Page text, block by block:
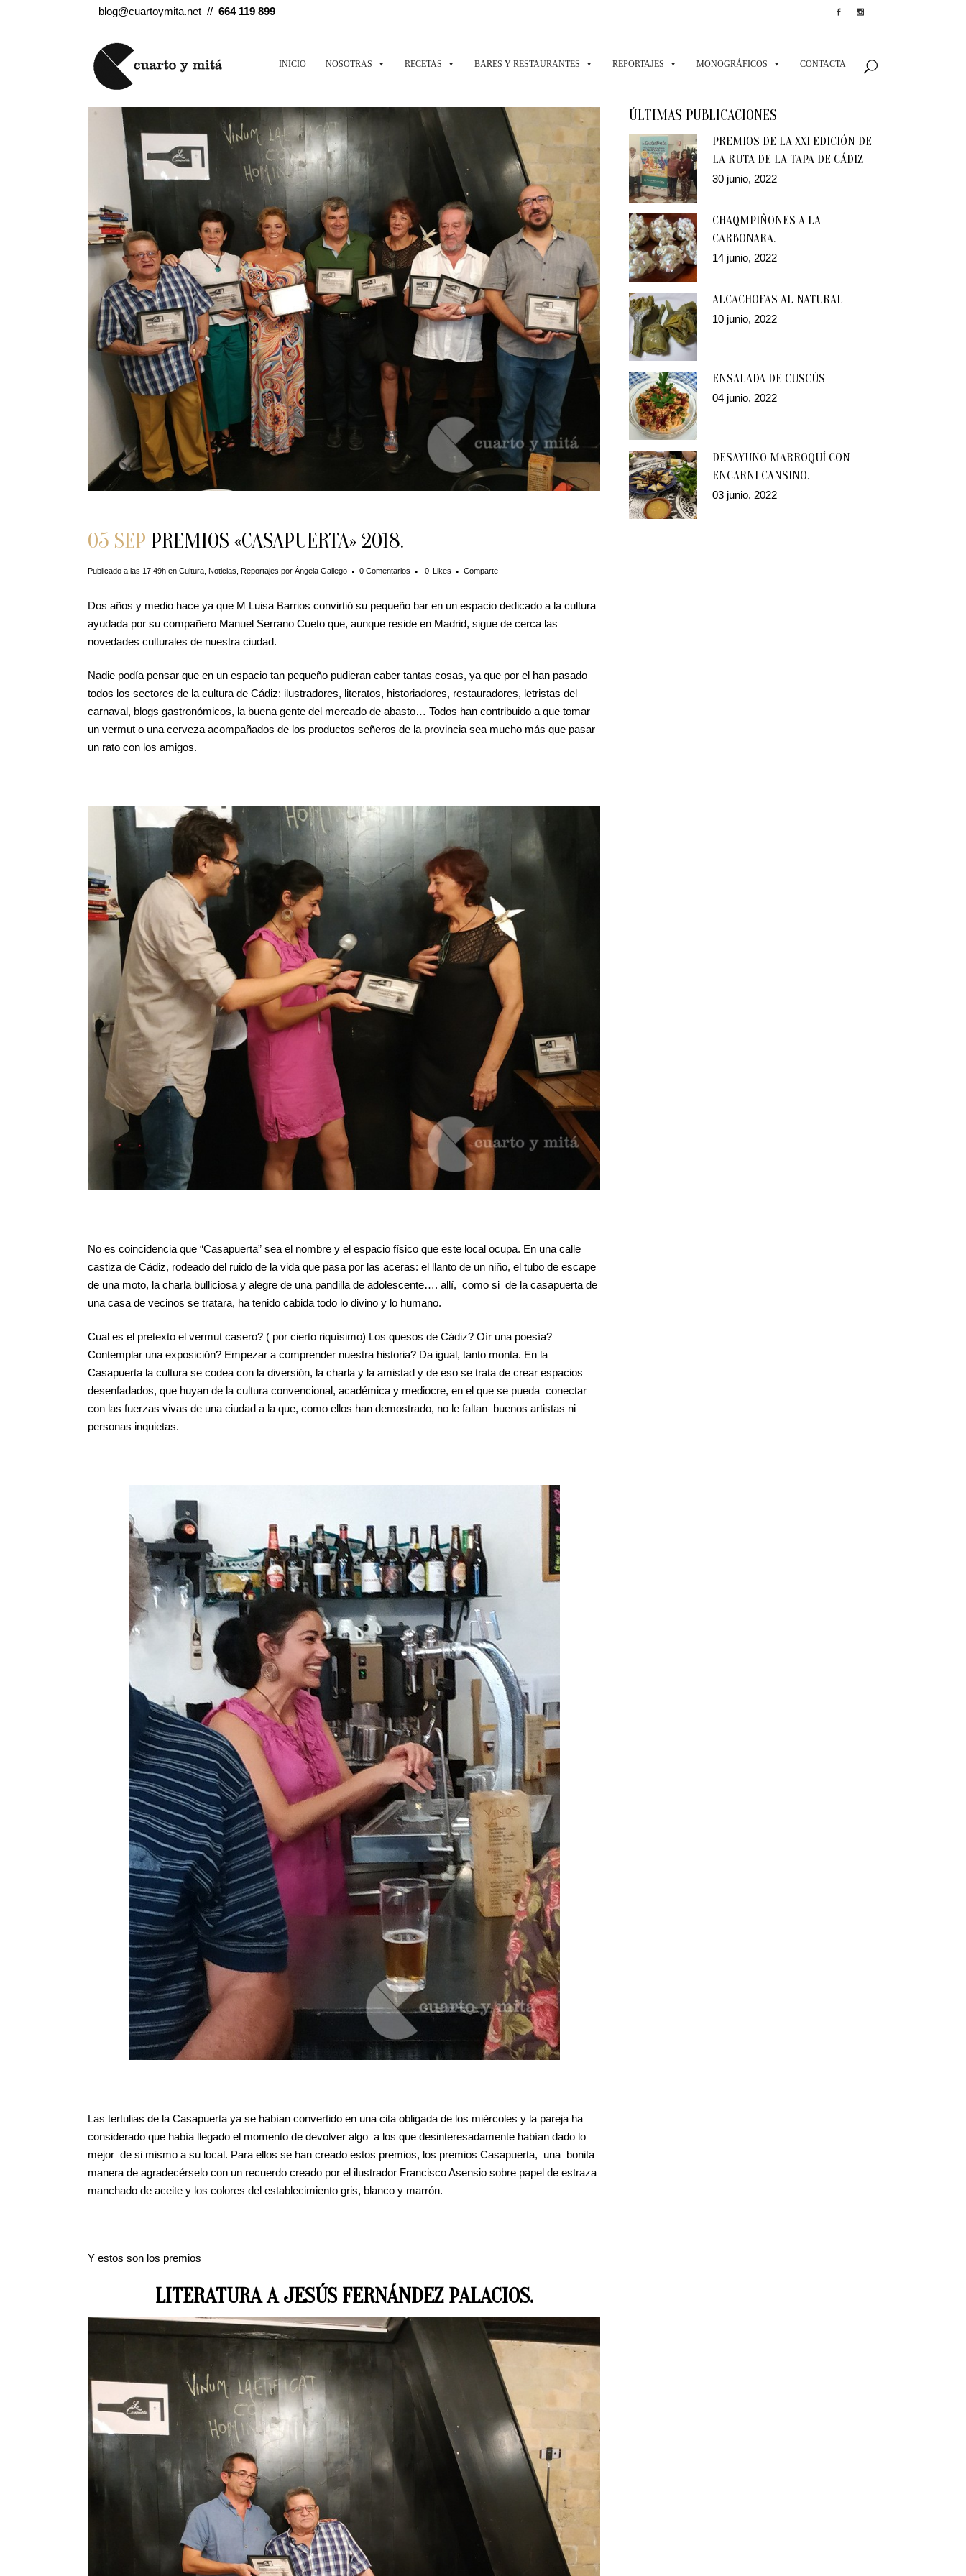
blog@cuartoymita.net // 664 119 899
INICIO NOSOTRAS RECETAS BARES Y RESTAURANTES REPORTAJES MONOGRÁFICOS CONTACTA
05 SEP PREMIOS «CASAPUERTA» 2018.
Publicado a las 17:49h en Cultura Noticias Reportajes por Ángela Gallego 0 Comentarios 0 Likes Comparte
Dos años y medio hace ya que M Luisa Barrios convirtió su pequeño bar en un espacio dedicado a la cultura
ayudada por su compañero Manuel Serrano Cueto que, aunque reside en Madrid, sigue de cerca las
novedades culturales de nuestra ciudad.
Nadie podía pensar que en un espacio tan pequeño pudieran caber tantas cosas, ya que por el han pasado
todos los sectores de la cultura de Cádiz: ilustradores, literatos, historiadores, restauradores, letristas del
carnaval, blogs gastronómicos, la buena gente del mercado de abasto… Todos han contribuido a que tomar
un vermut o una cerveza acompañados de los productos señeros de la provincia sea mucho más que pasar
un rato con los amigos.
No es coincidencia que “Casapuerta” sea el nombre y el espacio físico que este local ocupa. En una calle
castiza de Cádiz, rodeado del ruido de la vida que pasa por las aceras: el llanto de un niño, el tubo de escape
de una moto, la charla bulliciosa y alegre de una pandilla de adolescente…. allí, como si de la casapuerta de
una casa de vecinos se tratara, ha tenido cabida todo lo divino y lo humano.
Cual es el pretexto el vermut casero? ( por cierto riquísimo) Los quesos de Cádiz? Oír una poesía?
Contemplar una exposición? Empezar a comprender nuestra historia? Da igual, tanto monta. En la
Casapuerta la cultura se codea con la diversión, la charla y la amistad y de eso se trata de crear espacios
desenfadados, que huyan de la cultura convencional, académica y mediocre, en el que se pueda conectar
con las fuerzas vivas de una ciudad a la que, como ellos han demostrado, no le faltan buenos artistas ni
personas inquietas.
Las tertulias de la Casapuerta ya se habían convertido en una cita obligada de los miércoles y la pareja ha
considerado que había llegado el momento de devolver algo a los que desinteresadamente habían dado lo
mejor de si mismo a su local. Para ellos se han creado estos premios, los premios Casapuerta, una bonita
manera de agradecérselo con un recuerdo creado por el ilustrador Francisco Asensio sobre papel de estraza
manchado de aceite y los colores del establecimiento gris, blanco y marrón.
Y estos son los premios
LITERATURA A JESÚS FERNÁNDEZ PALACIOS.
ÚLTIMAS PUBLICACIONES
PREMIOS DE LA XXI EDICIÓN DE
LA RUTA DE LA TAPA DE CÁDIZ
30 junio, 2022
CHAQMPIÑONES A LA
CARBONARA.
14 junio, 2022
ALCACHOFAS AL NATURAL
10 junio, 2022
ENSALADA DE CUSCÚS
04 junio, 2022
DESAYUNO MARROQUÍ CON
ENCARNI CANSINO.
03 junio, 2022